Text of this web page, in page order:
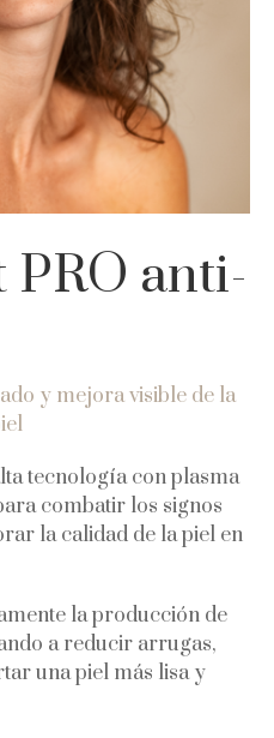
anti-
y mejora visible de la
tecnología con plasma
combatir los signos
la calidad de la piel en
la producción de
a reducir arrugas,
una piel más lisa y